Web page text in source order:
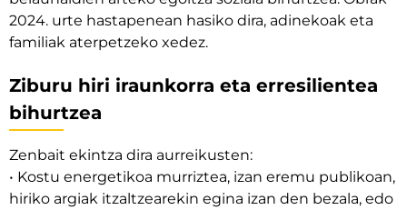
2024. urte hastapenean hasiko dira, adinekoak eta
familiak aterpetzeko xedez.
Ziburu hiri iraunkorra eta erresilientea
bihurtzea
Zenbait ekintza dira aurreikusten:
• Kostu energetikoa murriztea, izan eremu publikoan,
hiriko argiak itzaltzearekin egina izan den bezala, edo